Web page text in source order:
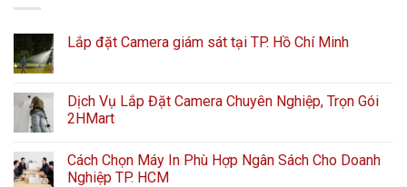
Lắp đặt Camera giám sát tại TP. Hồ Chí Minh
Dịch Vụ Lắp Đặt Camera Chuyên Nghiệp, Trọn Gói
2HMart
Cách Chọn Máy In Phù Hợp Ngân Sách Cho Doanh
Nghiệp TP. HCM